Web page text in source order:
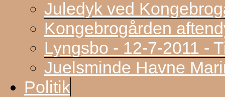
Juledyk ved
Kongebrogården
Lyngsbo - 12-7-2011 -
Juelsminde Havne
Politik